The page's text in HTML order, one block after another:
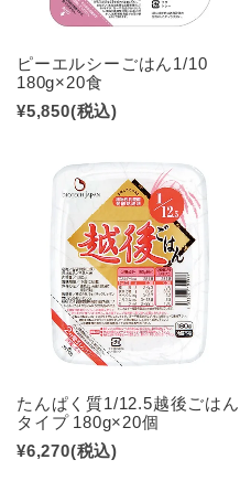
ピーエルシーごはん1/10
180g×20食
¥5,850(税込)
たんぱく質1/12.5越後ごはん
タイプ 180g×20個
¥6,270(税込)